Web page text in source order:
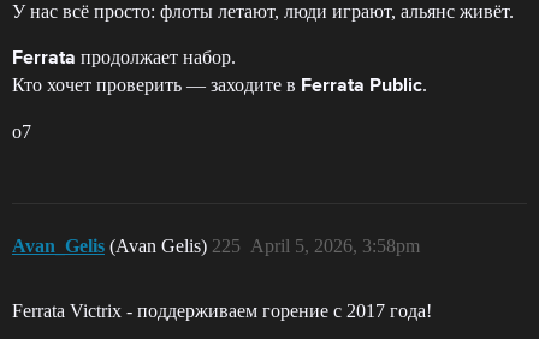
У нас всё просто: флоты летают, люди играют, альянс живёт.
Ferrata продолжает набор.
Кто хочет проверить — заходите в Ferrata Public.
o7
Avan_Gelis (Avan Gelis) April 5, 2026, 3:58pm
225
Ferrata Victrix - поддерживаем горение с 2017 года!